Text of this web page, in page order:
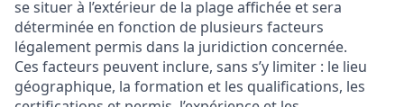
se situer à l’extérieur de la plage affichée et sera
déterminée en fonction de plusieurs facteurs
légalement permis dans la juridiction concernée.
Ces facteurs peuvent inclure, sans s’y limiter : le lieu
géographique, la formation et les qualifications, les